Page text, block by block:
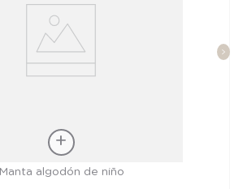
Manta algodón de niño